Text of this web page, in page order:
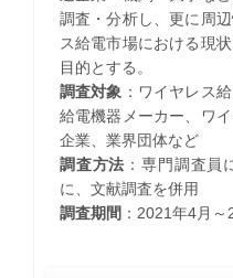
調査・分析し、更に周
ス給電市場における現
目的とする。
調査対象 ：ワイヤレス
給電機器メーカー、ワ
企業、業界団体など
調査方法 ：専門調査員
に、文献調査を併用
調査期間 ：2021年4月～